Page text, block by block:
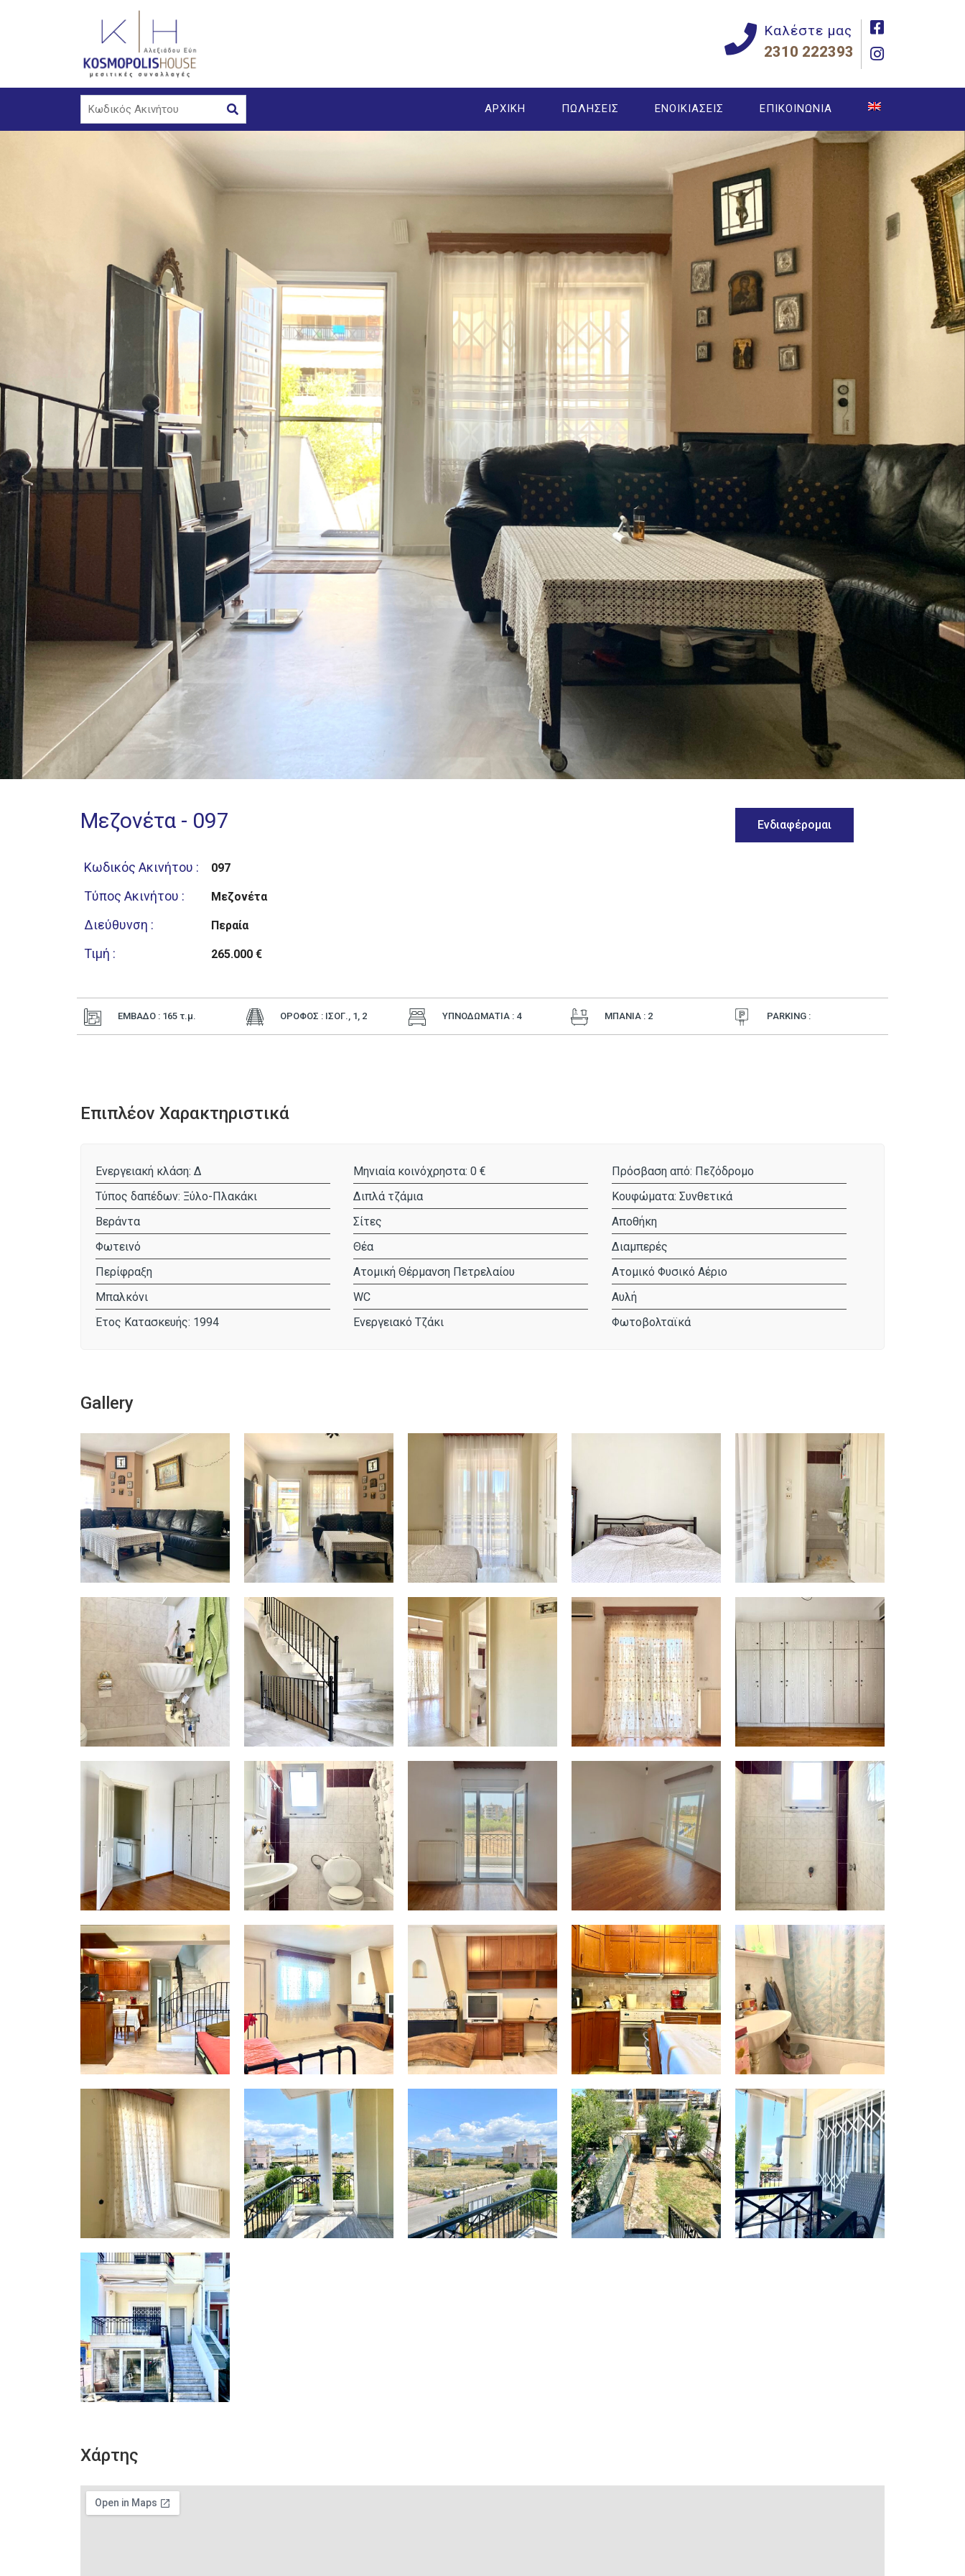
Καλέστε μας
2310 222393
ΑΡΧΙΚΗ ΠΩΛΗΣΕΙΣ ΕΝΟΙΚΙΑΣΕΙΣ ΕΠΙΚΟΙΝΩΝΙΑ
Μεζονέτα - 097
Κωδικός Ακινήτου : 097
Τύπος Ακινήτου : Μεζονέτα
Διεύθυνση : Περαία
Τιμή : 265.000 €
Ενδιαφέρομαι
ΕΜΒΑΔΟ : 165 τ.μ. ΟΡΟΦΟΣ : ΙΣΟΓ., 1, 2 ΥΠΝΟΔΩΜΑΤΙΑ : 4 ΜΠΑΝΙΑ : 2 PARKING :
Επιπλέον Χαρακτηριστικά
Ενεργειακή κλάση: Δ Μηνιαία κοινόχρηστα: 0 €
Πρόσβαση από: Πεζόδρομο
Τύπος δαπέδων: Ξύλο-Πλακάκι
Διπλά τζάμια
Κουφώματα: Συνθετικά
Βεράντα
Σίτες
Αποθήκη
Φωτεινό
Θέα
Διαμπερές
Περίφραξη
Ατομική Θέρμανση Πετρελαίου
Ατομικό Φυσικό Αέριο
Μπαλκόνι
WC
Αυλή
Έτος Κατασκευής: 1994
Ενεργειακό Τζάκι Φωτοβολταϊκά
Gallery
Χάρτης